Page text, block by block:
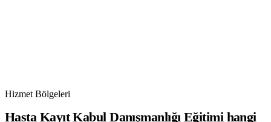
Hizmet Bölgeleri
Hasta Kayıt Kabul Danışmanlığı Eğitimi hangi